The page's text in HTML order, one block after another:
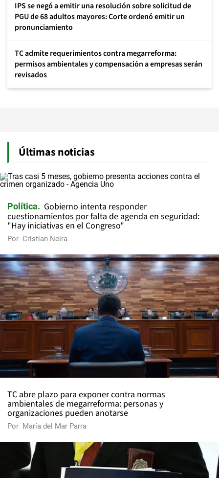
IPS se negó a emitir una resolución sobre solicitud de
PGU de 68 adultos mayores: Corte ordenó emitir un
pronunciamiento
TC admite requerimientos contra megarreforma:
permisos ambientales y compensación a empresas serán
revisados
Últimas noticias
Política
Gobierno intenta responder
cuestionamientos por falta de agenda en seguridad:
"Hay iniciativas en el Congreso"
Por Cristian Neira
TC abre plazo para exponer contra normas
ambientales de megarreforma: personas y
organizaciones pueden anotarse
Por María del Mar Parra